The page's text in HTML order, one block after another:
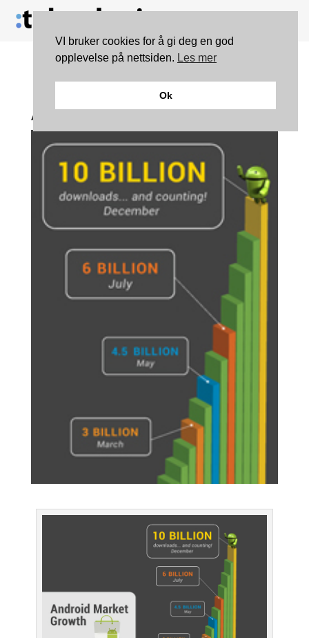
Eventyrlig vekst for
Android Market
VI bruker cookies for å gi deg en god
opplevelse på nettsiden. Les mer
Ok